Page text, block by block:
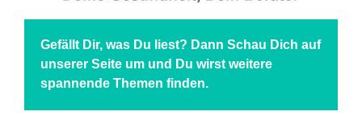
Gefällt Dir, was Du liest? Dann Schau Dich auf
unserer Seite um und Du wirst weitere
spannende Themen finden.